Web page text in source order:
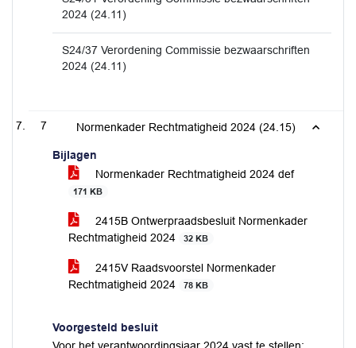
2024 (24.11)
S24/37 Verordening Commissie bezwaarschriften
2024 (24.11)
7 Normenkader Rechtmatigheid 2024 (24.15)
Bijlagen
Normenkader Rechtmatigheid 2024 def
171 KB
2415B Ontwerpraadsbesluit Normenkader
Rechtmatigheid 2024
32 KB
2415V Raadsvoorstel Normenkader
Rechtmatigheid 2024
78 KB
Voorgesteld besluit